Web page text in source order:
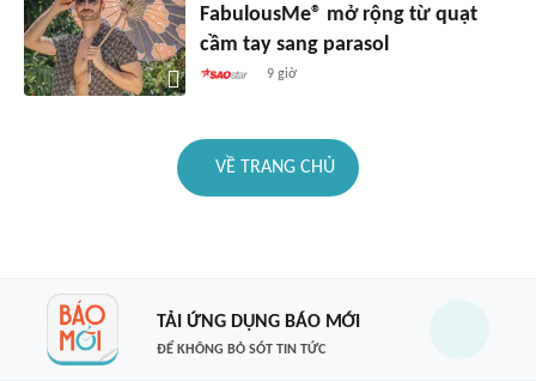
FabulousMe® mở rộng từ quạt
cầm tay sang parasol
9 giờ
VỀ TRANG CHỦ
TẢI ỨNG DỤNG BÁO MỚI
ĐỂ KHÔNG BỎ SÓT TIN TỨC